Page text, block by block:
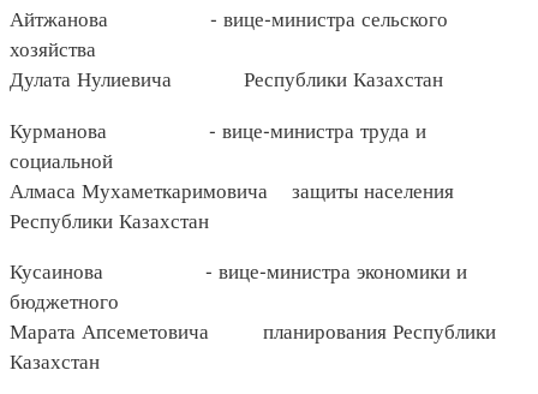
Айтжанова - вице-министра сельского
хозяйства
Дулата Нулиевича Республики Казахстан
Курманова - вице-министра труда и
социальной
Алмаса Мухаметкаримовича защиты населения
Республики Казахстан
Кусаинова - вице-министра экономики и
бюджетного
Марата Апсеметовича планирования Республики
Казахстан